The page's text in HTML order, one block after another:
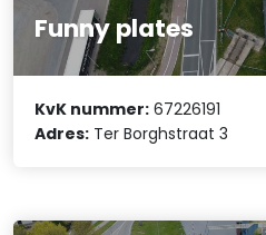
Funny plates
KvK nummer: 67226191
Adres: Ter Borghstraat 3